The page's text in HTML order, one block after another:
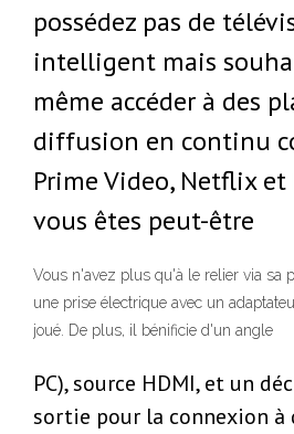
possédez pas de
intelligent mais
même accéder à des
diffusion en continu
Prime Video, Netflix et
vous êtes peut-être
Vous n'avez plus qu'à le relier via sa
une prise électrique avec un
joué. De plus, il bénificie d'un angle
PC), source HDMI, et un
sortie pour la connexion à